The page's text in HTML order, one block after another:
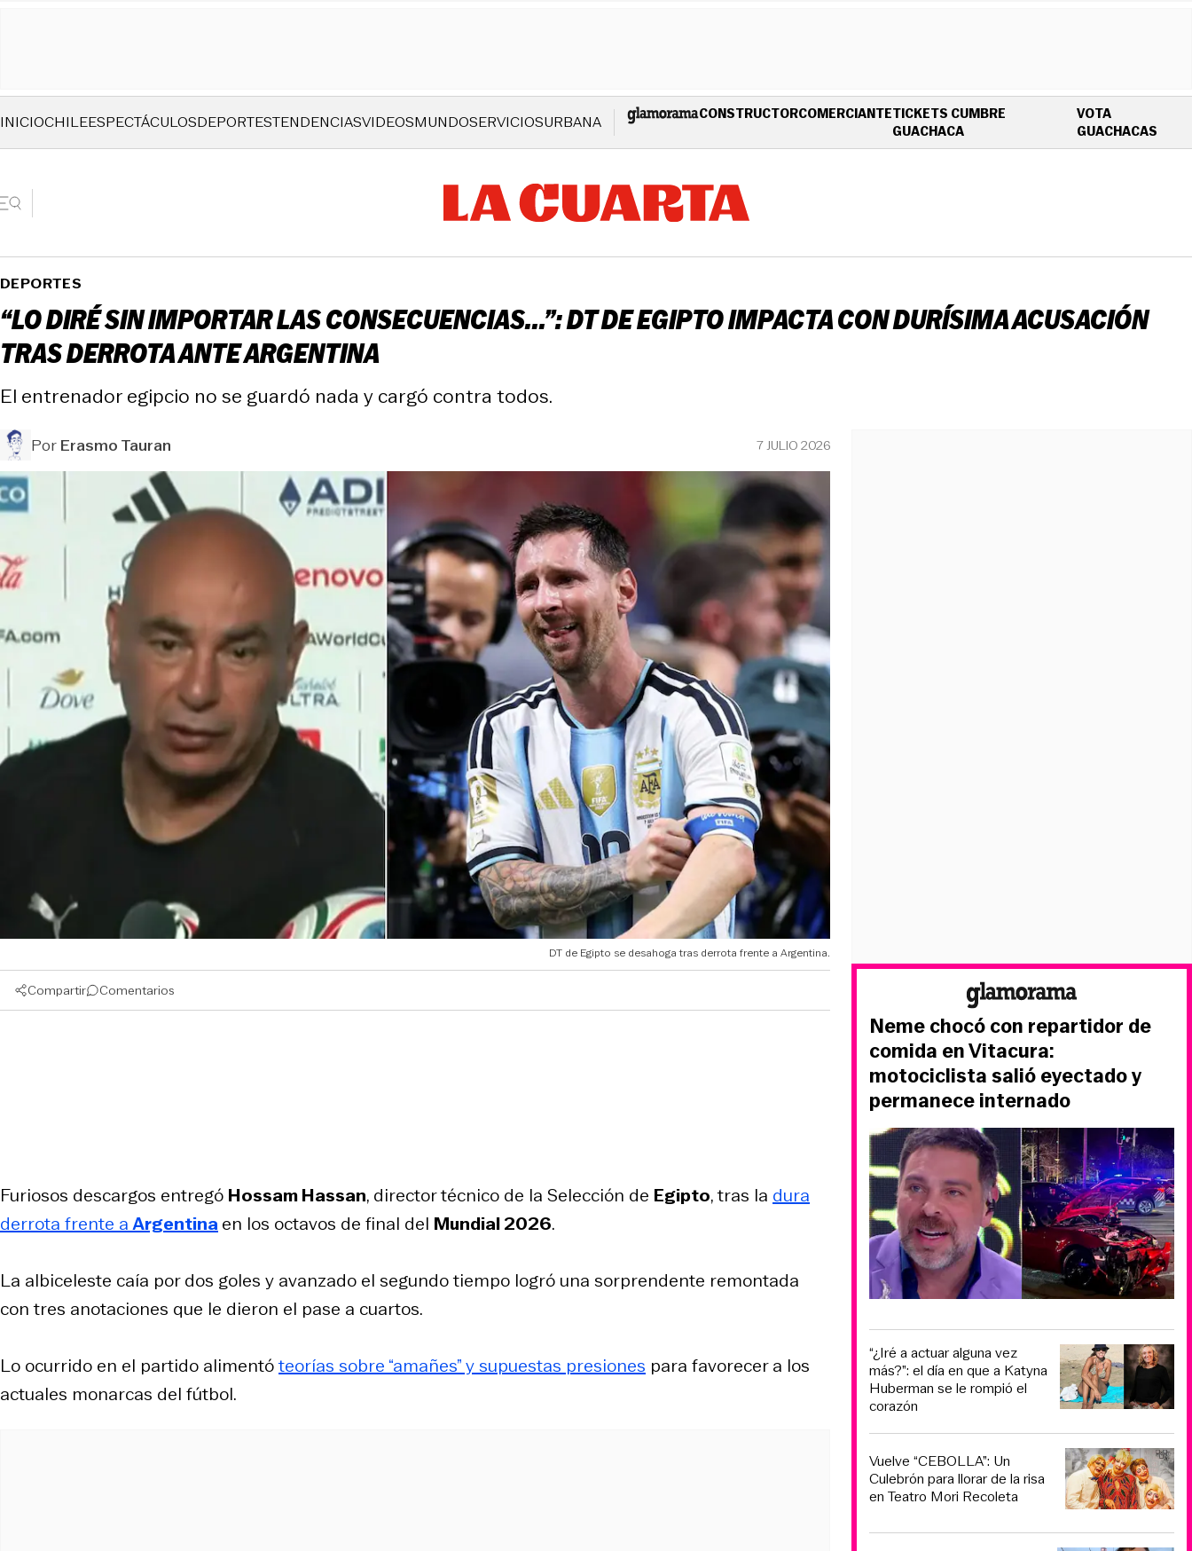
INICIOCHILEESPECTÁCULOSDEPORTESTENDENCIASVIDEOSMUNDOSERVICIOSURBANA CONSTRUCTORCOMERCIANTETICKETS CUMBRE
GUACHACAOPENS IN NEW WINDOW
VOTA
GUACHACAS
DEPORTES
“LO DIRÉ SIN IMPORTAR LAS CONSECUENCIAS...”: DT DE EGIPTO IMPACTA CON DURÍSIMA ACUSACIÓN
TRAS DERROTA ANTE ARGENTINA
El entrenador egipcio no se guardó nada y cargó contra todos.
PorErasmo Tauran 7 JULIO 2026
DT de Egipto se desahoga tras derrota frente a Argentina.
Compartir Comentarios
Furiosos descargos entregó Hossam Hassan, director técnico de la Selección de Egipto, tras la dura
derrota frente aArgentinaen los octavos de final del Mundial 2026.
La albiceleste caía por dos goles y avanzado el segundo tiempo logró una sorprendente remontada
con tres anotaciones que le dieron el pase a cuartos.
Lo ocurrido en el partido alimentóteorías sobre “amañes” y supuestas presiones para favorecer a los
actuales monarcas del fútbol.
Neme chocó con repartidor de
comida en Vitacura:
motociclista salió eyectado y
permanece internado
“¿Iré a actuar alguna vez
más?”: el día en que a Katyna
Huberman se le rompió el
corazón
Vuelve “CEBOLLA”: Un
Culebrón para llorar de la risa
en Teatro Mori Recoleta